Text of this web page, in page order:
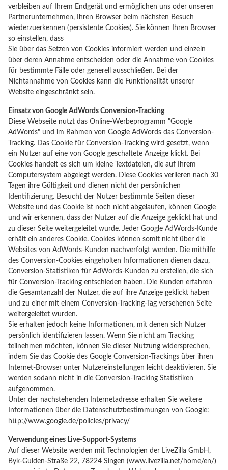
verbleiben auf Ihrem Endgerät und ermöglichen uns oder unseren
Partnerunternehmen, Ihren Browser beim nächsten Besuch
wiederzuerkennen (persistente Cookies). Sie können Ihren Browser
so einstellen, dass
Sie über das Setzen von Cookies informiert werden und einzeln
über deren Annahme entscheiden oder die Annahme von Cookies
für bestimmte Fälle oder generell ausschließen. Bei der
Nichtannahme von Cookies kann die Funktionalität unserer
Website eingeschränkt sein.
Einsatz von Google AdWords Conversion-Tracking
Diese Webseite nutzt das Online-Werbeprogramm "Google
AdWords" und im Rahmen von Google AdWords das Conversion-
Tracking. Das Cookie für Conversion-Tracking wird gesetzt, wenn
ein Nutzer auf eine von Google geschaltete Anzeige klickt. Bei
Cookies handelt es sich um kleine Textdateien, die auf Ihrem
Computersystem abgelegt werden. Diese Cookies verlieren nach 30
Tagen ihre Gültigkeit und dienen nicht der persönlichen
Identifizierung. Besucht der Nutzer bestimmte Seiten dieser
Website und das Cookie ist noch nicht abgelaufen, können Google
und wir erkennen, dass der Nutzer auf die Anzeige geklickt hat und
zu dieser Seite weitergeleitet wurde. Jeder Google AdWords-Kunde
erhält ein anderes Cookie. Cookies können somit nicht über die
Websites von AdWords-Kunden nachverfolgt werden. Die mithilfe
des Conversion-Cookies eingeholten Informationen dienen dazu,
Conversion-Statistiken für AdWords-Kunden zu erstellen, die sich
für Conversion-Tracking entschieden haben. Die Kunden erfahren
die Gesamtanzahl der Nutzer, die auf ihre Anzeige geklickt haben
und zu einer mit einem Conversion-Tracking-Tag versehenen Seite
weitergeleitet wurden.
Sie erhalten jedoch keine Informationen, mit denen sich Nutzer
persönlich identifizieren lassen. Wenn Sie nicht am Tracking
teilnehmen möchten, können Sie dieser Nutzung widersprechen,
indem Sie das Cookie des Google Conversion-Trackings über ihren
Internet-Browser unter Nutzereinstellungen leicht deaktivieren. Sie
werden sodann nicht in die Conversion-Tracking Statistiken
aufgenommen.
Unter der nachstehenden Internetadresse erhalten Sie weitere
Informationen über die Datenschutzbestimmungen von Google:
http://www.google.de/policies/privacy/
Verwendung eines Live-Support-Systems
Auf dieser Website werden mit Technologien der LiveZilla GmbH,
Byk-Gulden-Straße 22, 78224 Singen (www.livezilla.net/home/en/)